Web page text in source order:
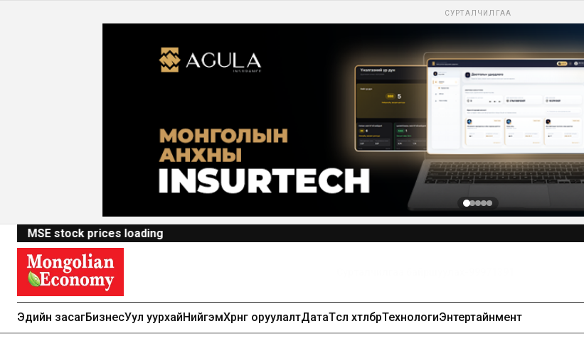
СУРТАЛЧИЛГАА
MSE stock prices loading
Эдийн засагБизнесУул уурхайНийгэмХөрөнгө оруулалтДатаТөсөл хөтөлбөрТехнологиЭнтертайнмент